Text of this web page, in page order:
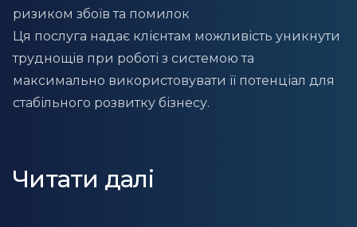
ризиком збоїв та помилок
Ця послуга надає клієнтам можливість уникнути
труднощів при роботі з системою та
максимально використовувати її потенціал для
стабільного розвитку бізнесу.
Читати далі